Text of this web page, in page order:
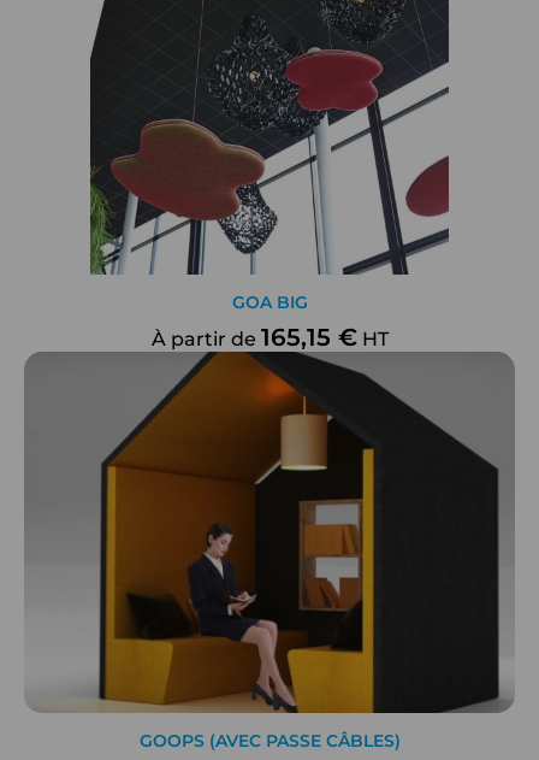
GOA BIG
À partir de 165,15 €HT
GOOPS (AVEC PASSE CÂBLES)